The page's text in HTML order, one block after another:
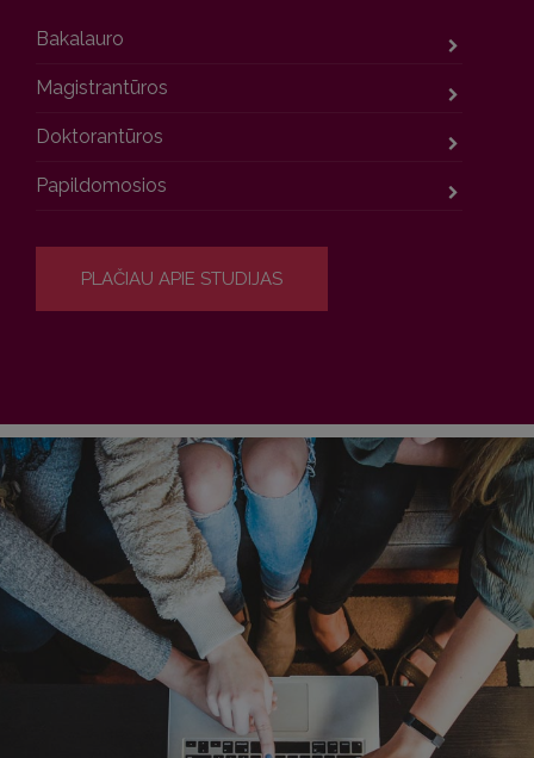
Bakalauro
Magistrantūros
Doktorantūros
Papildomosios
PLAČIAU APIE STUDIJAS